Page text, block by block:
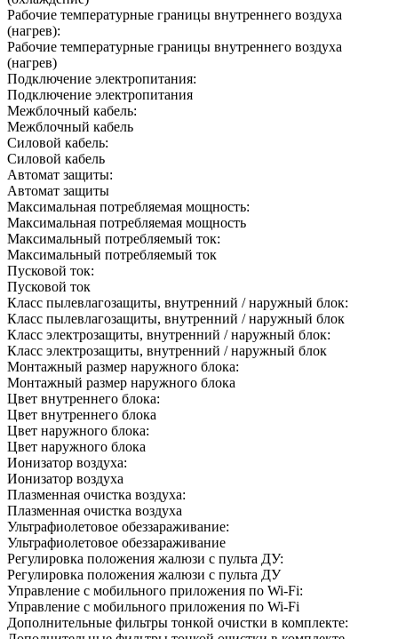
Рабочие температурные границы внутреннего воздуха
(нагрев):
Рабочие температурные границы внутреннего воздуха
(нагрев)
Подключение электропитания:
Подключение электропитания
Межблочный кабель:
Межблочный кабель
Силовой кабель:
Силовой кабель
Автомат защиты:
Автомат защиты
Максимальная потребляемая мощность:
Максимальная потребляемая мощность
Максимальный потребляемый ток:
Максимальный потребляемый ток
Пусковой ток:
Пусковой ток
Класс пылевлагозащиты, внутренний / наружный блок:
Класс пылевлагозащиты, внутренний / наружный блок
Класс электрозащиты, внутренний / наружный блок:
Класс электрозащиты, внутренний / наружный блок
Монтажный размер наружного блока:
Монтажный размер наружного блока
Цвет внутреннего блока:
Цвет внутреннего блока
Цвет наружного блока:
Цвет наружного блока
Ионизатор воздуха:
Ионизатор воздуха
Плазменная очистка воздуха:
Плазменная очистка воздуха
Ультрафиолетовое обеззараживание:
Ультрафиолетовое обеззараживание
Регулировка положения жалюзи с пульта ДУ:
Регулировка положения жалюзи с пульта ДУ
Управление c мобильного приложения по Wi-Fi:
Управление c мобильного приложения по Wi-Fi
Дополнительные фильтры тонкой очистки в комплекте: